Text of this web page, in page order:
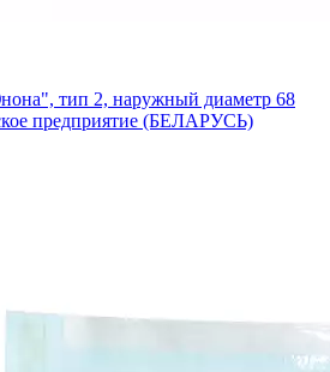
тип 2, наружный диаметр 68
предприятие (БЕЛАРУСЬ)